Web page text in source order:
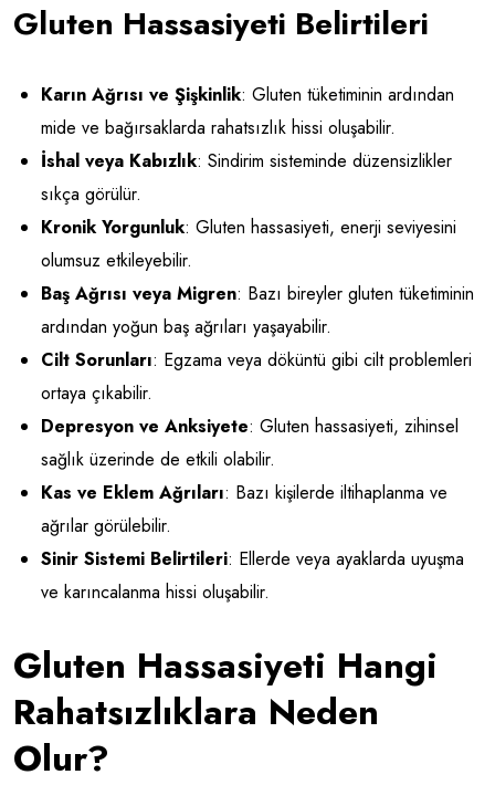
Gluten Hassasiyeti Belirtileri
Karın Ağrısı ve Şişkinlik: Gluten tüketiminin ardından
mide ve bağırsaklarda rahatsızlık hissi oluşabilir.
İshal veya Kabızlık: Sindirim sisteminde düzensizlikler
sıkça görülür.
Kronik Yorgunluk: Gluten hassasiyeti, enerji seviyesini
olumsuz etkileyebilir.
Baş Ağrısı veya Migren: Bazı bireyler gluten tüketiminin
ardından yoğun baş ağrıları yaşayabilir.
Cilt Sorunları: Egzama veya döküntü gibi cilt problemleri
ortaya çıkabilir.
Depresyon ve Anksiyete: Gluten hassasiyeti, zihinsel
sağlık üzerinde de etkili olabilir.
Kas ve Eklem Ağrıları: Bazı kişilerde iltihaplanma ve
ağrılar görülebilir.
Sinir Sistemi Belirtileri: Ellerde veya ayaklarda uyuşma
ve karıncalanma hissi oluşabilir.
Gluten Hassasiyeti Hangi
Rahatsızlıklara Neden
Olur?